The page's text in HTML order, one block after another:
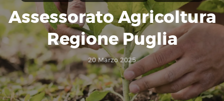
Assessorato Agricoltura
Regione Puglia
20 Marzo 2025